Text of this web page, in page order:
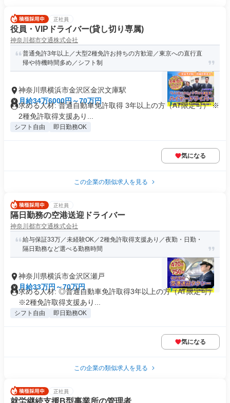
正社員
役員・VIPドライバー(貸し切り専属)
神奈川都市交通株式会社
普通免許3年以上／大型2種免許お持ちの方歓迎／東京への直行直
帰や待機時間多め／シフト制
神奈川県横浜市金沢区金沢文庫駅
月給34万6000円～70万円
求める人材: 普通自動車免許取得 3年以上の方（AT限定可） ※
2種免許取得支援あり...
シフト自由 即日勤務OK
気になる
この企業の類似求人を見る
正社員
隔日勤務の空港送迎ドライバー
神奈川都市交通株式会社
給与保証33万／未経験OK／2種免許取得支援あり／夜勤・日勤・
隔日勤務など選べる勤務時間
神奈川県横浜市金沢区瀬戸
月給33万円～70万円
求める人材: ◎普通自動車免許取得3年以上の方（AT限定可）
※2種免許取得支援あり...
シフト自由 即日勤務OK
気になる
この企業の類似求人を見る
正社員
就労継続支援B型事業所の管理者